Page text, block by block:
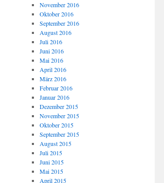
November 2016
Oktober 2016
September 2016
August 2016
Juli 2016
Juni 2016
Mai 2016
April 2016
März 2016
Februar 2016
Januar 2016
Dezember 2015
November 2015
Oktober 2015
September 2015
August 2015
Juli 2015
Juni 2015
Mai 2015
April 2015